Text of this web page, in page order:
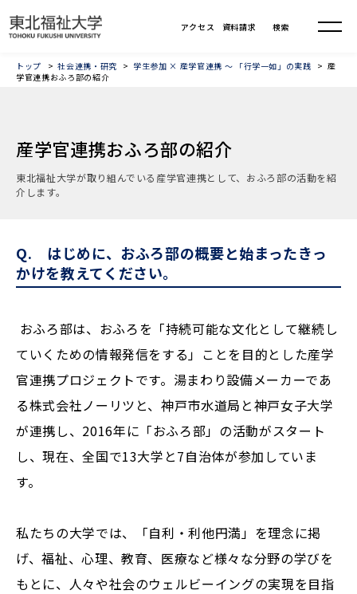
トップ 社会連携・研究 学生参加 × 産学官連携 ～ 「行学一如」の実践
産
学官連携おふろ部の紹介
産学官連携おふろ部の紹介
東北福祉大学が取り組んでいる産学官連携として、おふろ部の活動を紹
介します。
Q. はじめに、おふろ部の概要と始まったきっ
かけを教えてください。
おふろ部は、おふろを「持続可能な文化として継続し
ていくための情報発信をする」ことを目的とした産学
官連携プロジェクトです。湯まわり設備メーカーであ
る株式会社ノーリツと、神戸市水道局と神戸女子大学
が連携し、2016年に「おふろ部」の活動がスタート
し、現在、全国で13大学と7自治体が参加していま
す。
私たちの大学では、「自利・利他円満」を理念に掲
げ、福祉、心理、教育、医療など様々な分野の学びを
もとに、人々や社会のウェルビーイングの実現を目指